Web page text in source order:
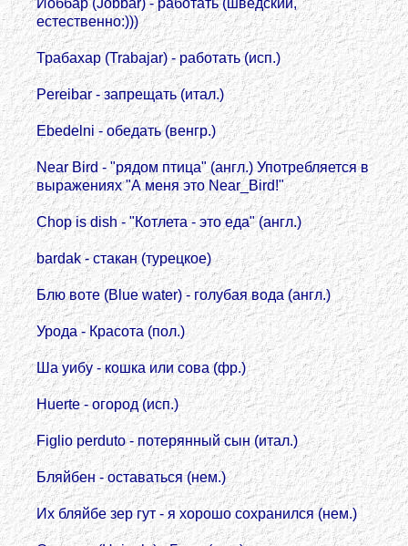
Йоббар (Jobbar) - работать (шведский,
естественно:)))
Трабахар (Trabajar) - работать (исп.)
Pereibar - запрещать (итал.)
Ebedelni - обедать (венгр.)
Near Bird - "рядом птица" (англ.) Употребляется в
выражениях "А меня это Near_Bird!"
Chop is dish - "Котлета - это еда" (англ.)
bardak - стакан (турецкое)
Блю воте (Blue water) - голубая вода (англ.)
Урода - Красота (пол.)
Ша уибу - кошка или сова (фр.)
Huerte - огород (исп.)
Figlio perduto - потерянный сын (итал.)
Бляйбен - оставаться (нем.)
Их бляйбе зер гут - я хорошо сохранился (нем.)